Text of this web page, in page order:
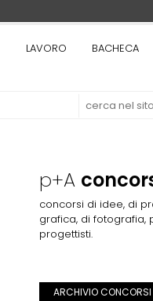
LAVORO BACHECA
p+A
concorsi di idee, di
grafica, di fotografia,
progettisti.
ARCHIVIO CONCORSI